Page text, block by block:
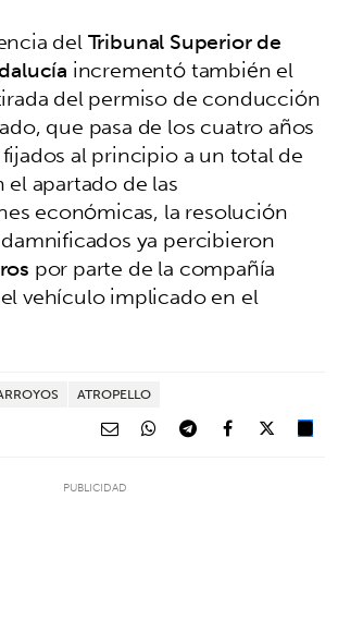
delTribunal Superior de
incrementó también el
del permiso de conducción
que pasa de los cuatro años
al principio a un total de
apartado de las
económicas, la resolución
ya percibieron
por parte de la compañía
vehículo implicado en el
ATROPELLO